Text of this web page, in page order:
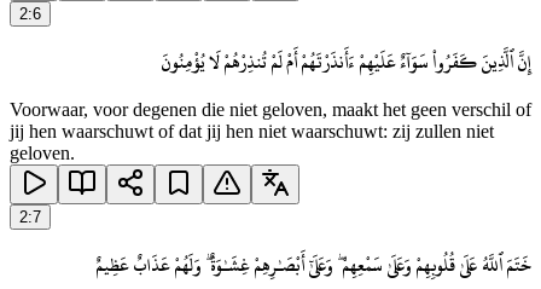
2:6
إِنَّ ٱلَّذِينَ كَفَرُوا۟ سَوَآءٌ عَلَيْهِمْ ءَأَنذَرْتَهُمْ أَمْ لَمْ تُنذِرْهُمْ لَا يُؤْمِنُونَ
Voorwaar, voor degenen die niet geloven, maakt het geen verschil of
jij hen waarschuwt of dat jij hen niet waarschuwt: zij zullen niet
geloven.
2:7
خَتَمَ ٱللَّهُ عَلَىٰ قُلُوبِهِمْ وَعَلَىٰ سَمْعِهِمْ ۖ وَعَلَىٰٓ أَبْصَـٰرِهِمْ غِشَـٰوَةٌ ۖ وَلَهُمْ عَذَابٌ عَظِيمٌ